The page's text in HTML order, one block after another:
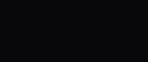
non visibles
M
de somnolence